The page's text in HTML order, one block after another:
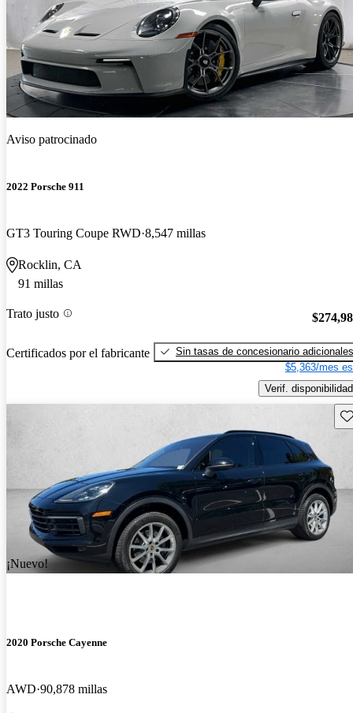
Aviso patrocinado
2022 Porsche 911
GT3 Touring Coupe RWD 8,547 millas
Rocklin, CA
91 millas
Trato justo
Certificados por el fabricante
Sin tasas de concesionario adicionales
$5,363/mes
Verif. disponibilidad
¡Nuevo!
2020 Porsche Cayenne
AWD 90,878 millas